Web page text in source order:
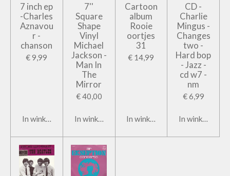
7 inch ep
-Charles
Aznavou
r -
chanson
€ 9,99
In winkelwagen
7''
Square
Shape
Vinyl
Michael
Jackson -
Man In
The
Mirror
€ 40,00
In winkelwagen
Cartoon
album
Rooie
oortjes
31
€ 14,99
In winkelwagen
CD -
Charlie
Mingus -
Changes
two -
Hard bop
- Jazz -
cd w7 -
nm
€ 6,99
In